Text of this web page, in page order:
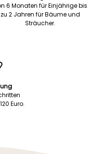
6 Monaten für Einjährige bis
zu 2 Jahren für Bäume und
Sträucher.
Euro.